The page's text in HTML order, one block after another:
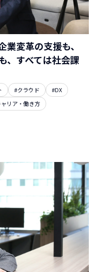
変革の支援も、
、すべては社会課
#クラウド
#DX
リア・働き方